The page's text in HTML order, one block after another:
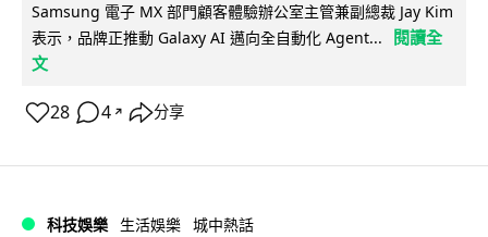
Samsung 電子 MX 部門顧客體驗辦公室主管兼副總裁 Jay Kim
表示，品牌正推動 Galaxy AI 邁向全自動化 Agent...
閱讀全
文
28 4 ↗ 分享
科技娛樂 生活娛樂 城中熱話